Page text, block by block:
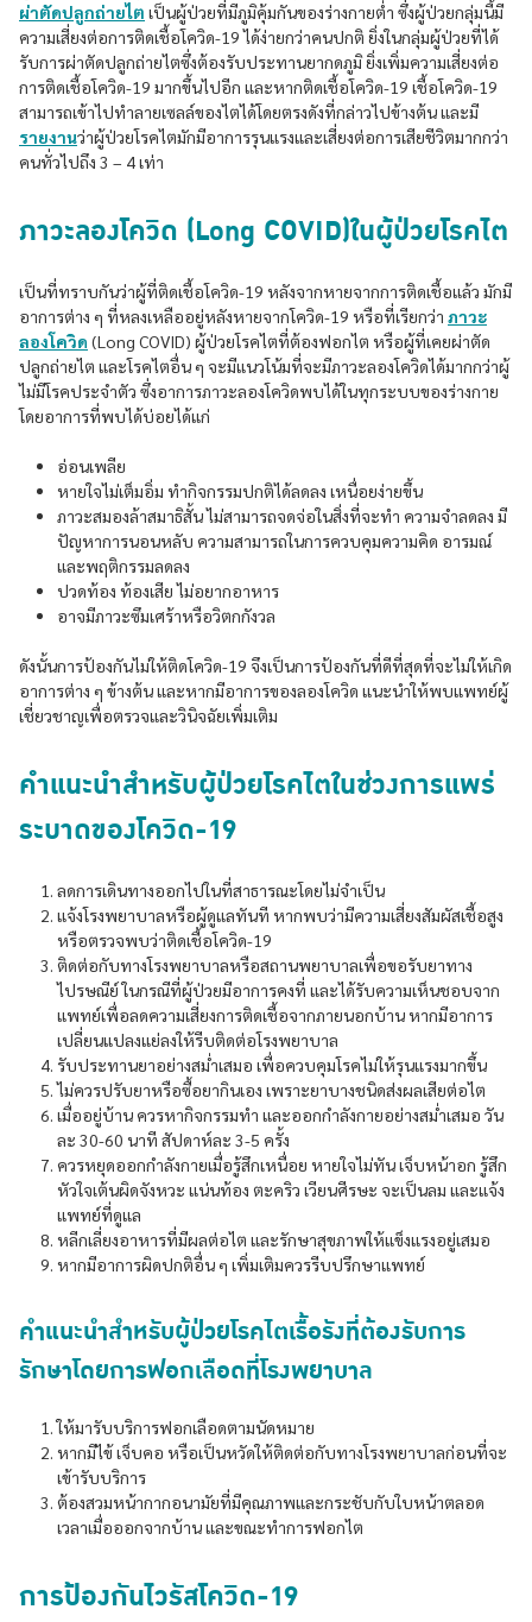
ผ่าตัดปลูกถ่ายไต เป็นผู้ป่วยที่มีภูมิคุ้มกันของร่างกายต่ำ ซึ่งผู้ป่วยกลุ่มนี้มี
ความเสี่ยงต่อการติดเชื้อโควิด-19 ได้ง่ายกว่าคนปกติ ยิ่งในกลุ่มผู้ป่วยที่ได้
รับการผ่าตัดปลูกถ่ายไตซึ่งต้องรับประทานยากดภูมิ ยิ่งเพิ่มความเสี่ยงต่อ
การติดเชื้อโควิด-19 มากขึ้นไปอีก และหากติดเชื้อโควิด-19 เชื้อโควิด-19
สามารถเข้าไปทำลายเซลล์ของไตได้โดยตรงดังที่กล่าวไปข้างต้น และมี
รายงานว่าผู้ป่วยโรคไตมักมีอาการรุนแรงและเสี่ยงต่อการเสียชีวิตมากกว่า
คนทั่วไปถึง 3 – 4 เท่า
ภาวะลองโควิด (Long COVID)ในผู้ป่วยโรคไต
เป็นที่ทราบกันว่าผู้ที่ติดเชื้อโควิด-19 หลังจากหายจากการติดเชื้อแล้ว มักมี
อาการต่าง ๆ ที่หลงเหลืออยู่หลังหายจากโควิด-19 หรือที่เรียกว่า ภาวะ
ลองโควิด (Long COVID) ผู้ป่วยโรคไตที่ต้องฟอกไต หรือผู้ที่เคยผ่าตัด
ปลูกถ่ายไต และโรคไตอื่น ๆ จะมีแนวโน้มที่จะมีภาวะลองโควิดได้มากกว่าผู้
ไม่มีโรคประจำตัว ซึ่งอาการภาวะลองโควิดพบได้ในทุกระบบของร่างกาย
โดยอาการที่พบได้บ่อยได้แก่
อ่อนเพลีย
หายใจไม่เต็มอิ่ม ทำกิจกรรมปกติได้ลดลง เหนื่อยง่ายขึ้น
ภาวะสมองล้าสมาธิสั้น ไม่สามารถจดจ่อในสิ่งที่จะทำ ความจำลดลง มี
ปัญหาการนอนหลับ ความสามารถในการควบคุมความคิด อารมณ์
และพฤติกรรมลดลง
ปวดท้อง ท้องเสีย ไม่อยากอาหาร
อาจมีภาวะซึมเศร้าหรือวิตกกังวล
ดังนั้นการป้องกันไม่ให้ติดโควิด-19 จึงเป็นการป้องกันที่ดีที่สุดที่จะไม่ให้เกิด
อาการต่าง ๆ ข้างต้น และหากมีอาการของลองโควิด แนะนำให้พบแพทย์ผู้
เชี่ยวชาญเพื่อตรวจและวินิจฉัยเพิ่มเติม
คำแนะนำสำหรับผู้ป่วยโรคไตในช่วงการแพร่
ระบาดของโควิด-19
ลดการเดินทางออกไปในที่สาธารณะโดยไม่จำเป็น
แจ้งโรงพยาบาลหรือผู้ดูแลทันที หากพบว่ามีความเสี่ยงสัมผัสเชื้อสูง
หรือตรวจพบว่าติดเชื้อโควิด-19
ติดต่อกับทางโรงพยาบาลหรือสถานพยาบาลเพื่อขอรับยาทาง
ไปรษณีย์ ในกรณีที่ผู้ป่วยมีอาการคงที่ และได้รับความเห็นชอบจาก
แพทย์เพื่อลดความเสี่ยงการติดเชื้อจากภายนอกบ้าน หากมีอาการ
เปลี่ยนแปลงแย่ลงให้รีบติดต่อโรงพยาบาล
รับประทานยาอย่างสม่ำเสมอ เพื่อควบคุมโรคไม่ให้รุนแรงมากขึ้น
ไม่ควรปรับยาหรือซื้อยากินเอง เพราะยาบางชนิดส่งผลเสียต่อไต
เมื่ออยู่บ้าน ควรหากิจกรรมทำ และออกกำลังกายอย่างสม่ำเสมอ วัน
ละ 30-60 นาที สัปดาห์ละ 3-5 ครั้ง
ควรหยุดออกกำลังกายเมื่อรู้สึกเหนื่อย หายใจไม่ทัน เจ็บหน้าอก รู้สึก
หัวใจเต้นผิดจังหวะ แน่นท้อง ตะคริว เวียนศีรษะ จะเป็นลม และแจ้ง
แพทย์ที่ดูแล
หลีกเลี่ยงอาหารที่มีผลต่อไต และรักษาสุขภาพให้แข็งแรงอยู่เสมอ
หากมีอาการผิดปกติอื่น ๆ เพิ่มเติมควรรีบปรึกษาแพทย์
คำแนะนำสำหรับผู้ป่วยโรคไตเรื้อรังที่ต้องรับการ
รักษาโดยการฟอกเลือดที่โรงพยาบาล
ให้มารับบริการฟอกเลือดตามนัดหมาย
หากมีไข้ เจ็บคอ หรือเป็นหวัดให้ติดต่อกับทางโรงพยาบาลก่อนที่จะ
เข้ารับบริการ
ต้องสวมหน้ากากอนามัยที่มีคุณภาพและกระชับกับใบหน้าตลอด
เวลาเมื่อออกจากบ้าน และขณะทำการฟอกไต
การป้องกันไวรัสโควิด-19